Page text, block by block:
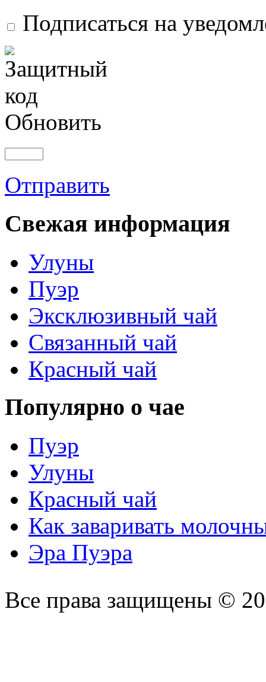
Подписаться на
Обновить
Отправить
Свежая информация
Улуны
Пуэр
Эксклюзивный чай
Связанный чай
Красный чай
Популярно о чае
Пуэр
Улуны
Красный чай
Как заваривать
Эра Пуэра
Все права защищены ©